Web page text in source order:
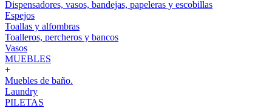
Dispensadores, vasos, bandejas, papeleras y escobillas
Espejos
Toallas y alfombras
Toalleros, percheros y bancos
Vasos
MUEBLES
+
Muebles de baño.
Laundry
PILETAS